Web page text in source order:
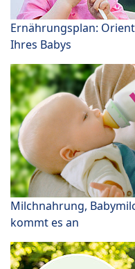
Ernährungsplan:
Ihres Babys
Milchnahrung,
kommt es an